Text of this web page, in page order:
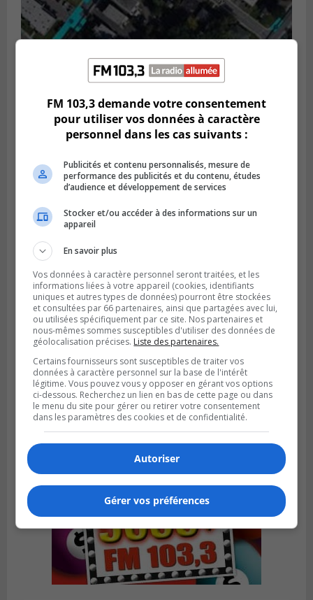
GREENFIELD PARK
Greenfield Park veut s’armer contre les
fortes
pluies
SAINT-HUBERT
Publié le 6 août 2026 à 09h39
Longueuil injecte 1,5 M$ pour moderniser
deux stations de pompage
FM 103,3 demande votre consentement
pour utiliser vos données à caractère
personnel dans les cas suivants :
Publicités et contenu personnalisés, mesure de
performance des publicités et du contenu, études
d’audience et développement de services
Stocker et/ou accéder à des informations sur un
appareil
En savoir plus
Vos données à caractère personnel seront traitées, et les
informations liées à votre appareil (cookies, identifiants
uniques et autres types de données) pourront être stockées
et consultées par 66 partenaires, ainsi que partagées avec lui,
ou utilisées spécifiquement par ce site. Nos partenaires et
nous-mêmes sommes susceptibles d'utiliser des données de
géolocalisation précises. Liste des partenaires.
Certains fournisseurs sont susceptibles de traiter vos
données à caractère personnel sur la base de l'intérêt
légitime. Vous pouvez vous y opposer en gérant vos options
ci-dessous. Recherchez un lien en bas de cette page ou dans
le menu du site pour gérer ou retirer votre consentement
dans les paramètres des cookies et de confidentialité.
Autoriser
Gérer vos préférences